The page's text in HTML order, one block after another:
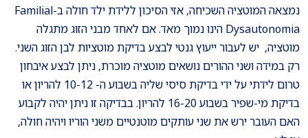
נמצאה המוטציה השכיחה, אזי הסיכון ללידת ילד חולה ב-Familial
Dysautonomia הינו נמוך מאד. אם לאחד מבני הזוג מתגלה
מוטציה, יש לעבור ייעוץ גנטי לבצע בדיקת מוטציות לבן הזוג השני.
רק במידה ושני ההורים נושאים מוטציה מוכרת, ניתן לבצע איבחון
טרום לידתי על ידי בדיקת סיסי שליה בשבוע ה- 10-12 להריון או
בדיקת מי-שפיר בשבוע 16-20 להריון. בבדיקה זו ניתן יהיה לקבוע
האם העובר ירש את שני עותקים מוטנטיים משני הוריו ויהיה חולה,